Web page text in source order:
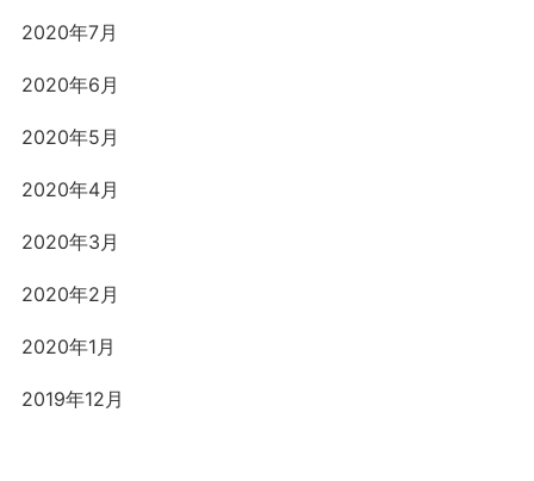
2020年7月
2020年6月
2020年5月
2020年4月
2020年3月
2020年2月
2020年1月
2019年12月